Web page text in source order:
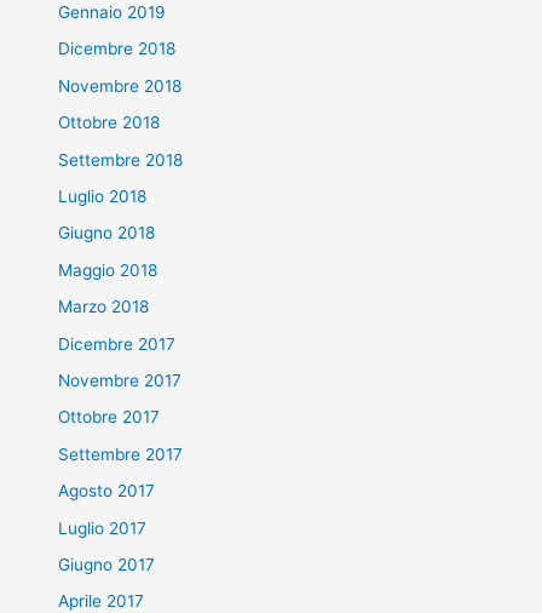
Gennaio 2019
Dicembre 2018
Novembre 2018
Ottobre 2018
Settembre 2018
Luglio 2018
Giugno 2018
Maggio 2018
Marzo 2018
Dicembre 2017
Novembre 2017
Ottobre 2017
Settembre 2017
Agosto 2017
Luglio 2017
Giugno 2017
Aprile 2017